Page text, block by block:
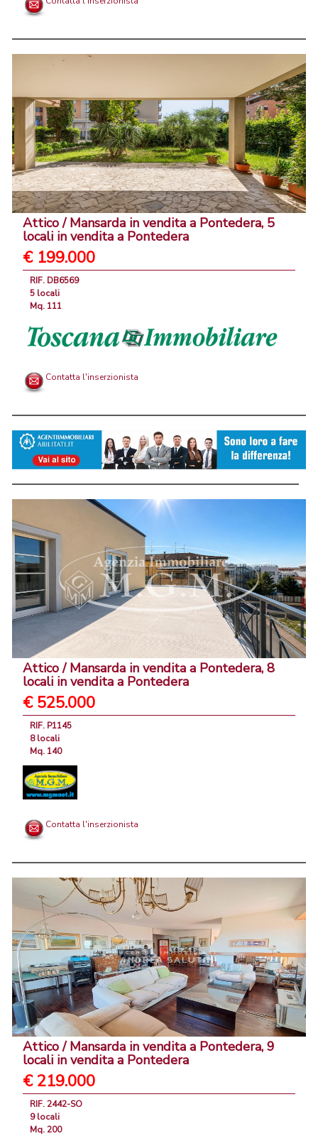
Attico / Mansarda in vendita a Pontedera, 5
locali in vendita a Pontedera
€ 199.000
RIF. DB6569
5 locali
Mq. 111
Contatta l'inserzionista
Attico / Mansarda in vendita a Pontedera, 8
locali in vendita a Pontedera
€ 525.000
RIF. P1145
8 locali
Mq. 140
Contatta l'inserzionista
Attico / Mansarda in vendita a Pontedera, 9
locali in vendita a Pontedera
€ 219.000
RIF. 2442-SO
9 locali
Mq. 200